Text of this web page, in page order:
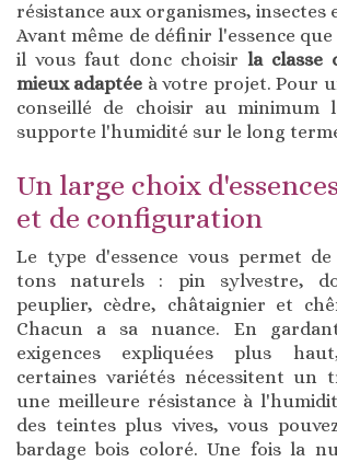
résistance aux organismes, insectes
Avant même de définir l'essence
il vous faut donc choisir la classe
mieux adaptée à votre projet. Pour
conseillé de choisir au minimum
supporte l'humidité sur le long
Un large choix
et de configuration
Le type d'essence vous permet
tons naturels : pin sylvestre,
peuplier, cèdre, châtaignier et
Chacun a sa nuance. En
exigences expliquées plus
certaines variétés nécessitent un
une meilleure résistance à
des teintes plus vives, vous
bardage bois coloré. Une fois la